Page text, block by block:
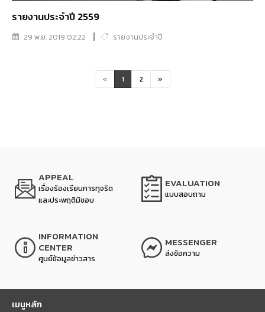
รายงานประจำปี 2559
29 พ.ย. 2019 02:22 รายงานประจำปี
« 1 2 »
APPEAL
เรื่องร้องเรียนการทุจริต
และประพฤติมิชอบ
EVALUATION
แบบสอบถาม
INFORMATION
CENTER
ศูนย์ข้อมูลข่าวสาร
MESSENGER
ส่งข้อความ
เมนูหลัก